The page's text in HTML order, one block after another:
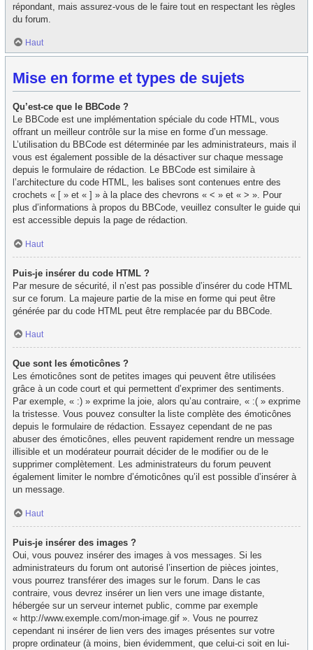
répondant, mais assurez-vous de le faire tout en respectant les règles
du forum.
Haut
Mise en forme et types de sujets
Qu’est-ce que le BBCode ?
Le BBCode est une implémentation spéciale du code HTML, vous
offrant un meilleur contrôle sur la mise en forme d’un message.
L’utilisation du BBCode est déterminée par les administrateurs, mais il
vous est également possible de la désactiver sur chaque message
depuis le formulaire de rédaction. Le BBCode est similaire à
l’architecture du code HTML, les balises sont contenues entre des
crochets « [ » et « ] » à la place des chevrons « < » et « > ». Pour
plus d’informations à propos du BBCode, veuillez consulter le guide qui
est accessible depuis la page de rédaction.
Haut
Puis-je insérer du code HTML ?
Par mesure de sécurité, il n’est pas possible d’insérer du code HTML
sur ce forum. La majeure partie de la mise en forme qui peut être
générée par du code HTML peut être remplacée par du BBCode.
Haut
Que sont les émoticônes ?
Les émoticônes sont de petites images qui peuvent être utilisées
grâce à un code court et qui permettent d’exprimer des sentiments.
Par exemple, « :) » exprime la joie, alors qu’au contraire, « :( » exprime
la tristesse. Vous pouvez consulter la liste complète des émoticônes
depuis le formulaire de rédaction. Essayez cependant de ne pas
abuser des émoticônes, elles peuvent rapidement rendre un message
illisible et un modérateur pourrait décider de le modifier ou de le
supprimer complètement. Les administrateurs du forum peuvent
également limiter le nombre d’émoticônes qu’il est possible d’insérer à
un message.
Haut
Puis-je insérer des images ?
Oui, vous pouvez insérer des images à vos messages. Si les
administrateurs du forum ont autorisé l’insertion de pièces jointes,
vous pourrez transférer des images sur le forum. Dans le cas
contraire, vous devrez insérer un lien vers une image distante,
hébergée sur un serveur internet public, comme par exemple
« http://www.exemple.com/mon-image.gif ». Vous ne pourrez
cependant ni insérer de lien vers des images présentes sur votre
propre ordinateur (à moins, bien évidemment, que celui-ci soit en lui-